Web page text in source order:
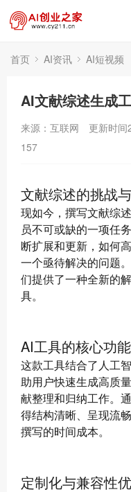
首页 AI资讯 AI短视频
AI文献综述生成
来源：互联网 更新时
157
文献综述的挑战
现如今，撰写文献综
员不可或缺的一项任
断扩展和更新，如何
一个亟待解决的问题
们提供了一种全新的
具。
AI工具的核心功
这款工具结合了人工
助用户快速生成高质
献整理和归纳工作。
得结构清晰、呈现流
撰写的时间成本。
定制化与兼容性